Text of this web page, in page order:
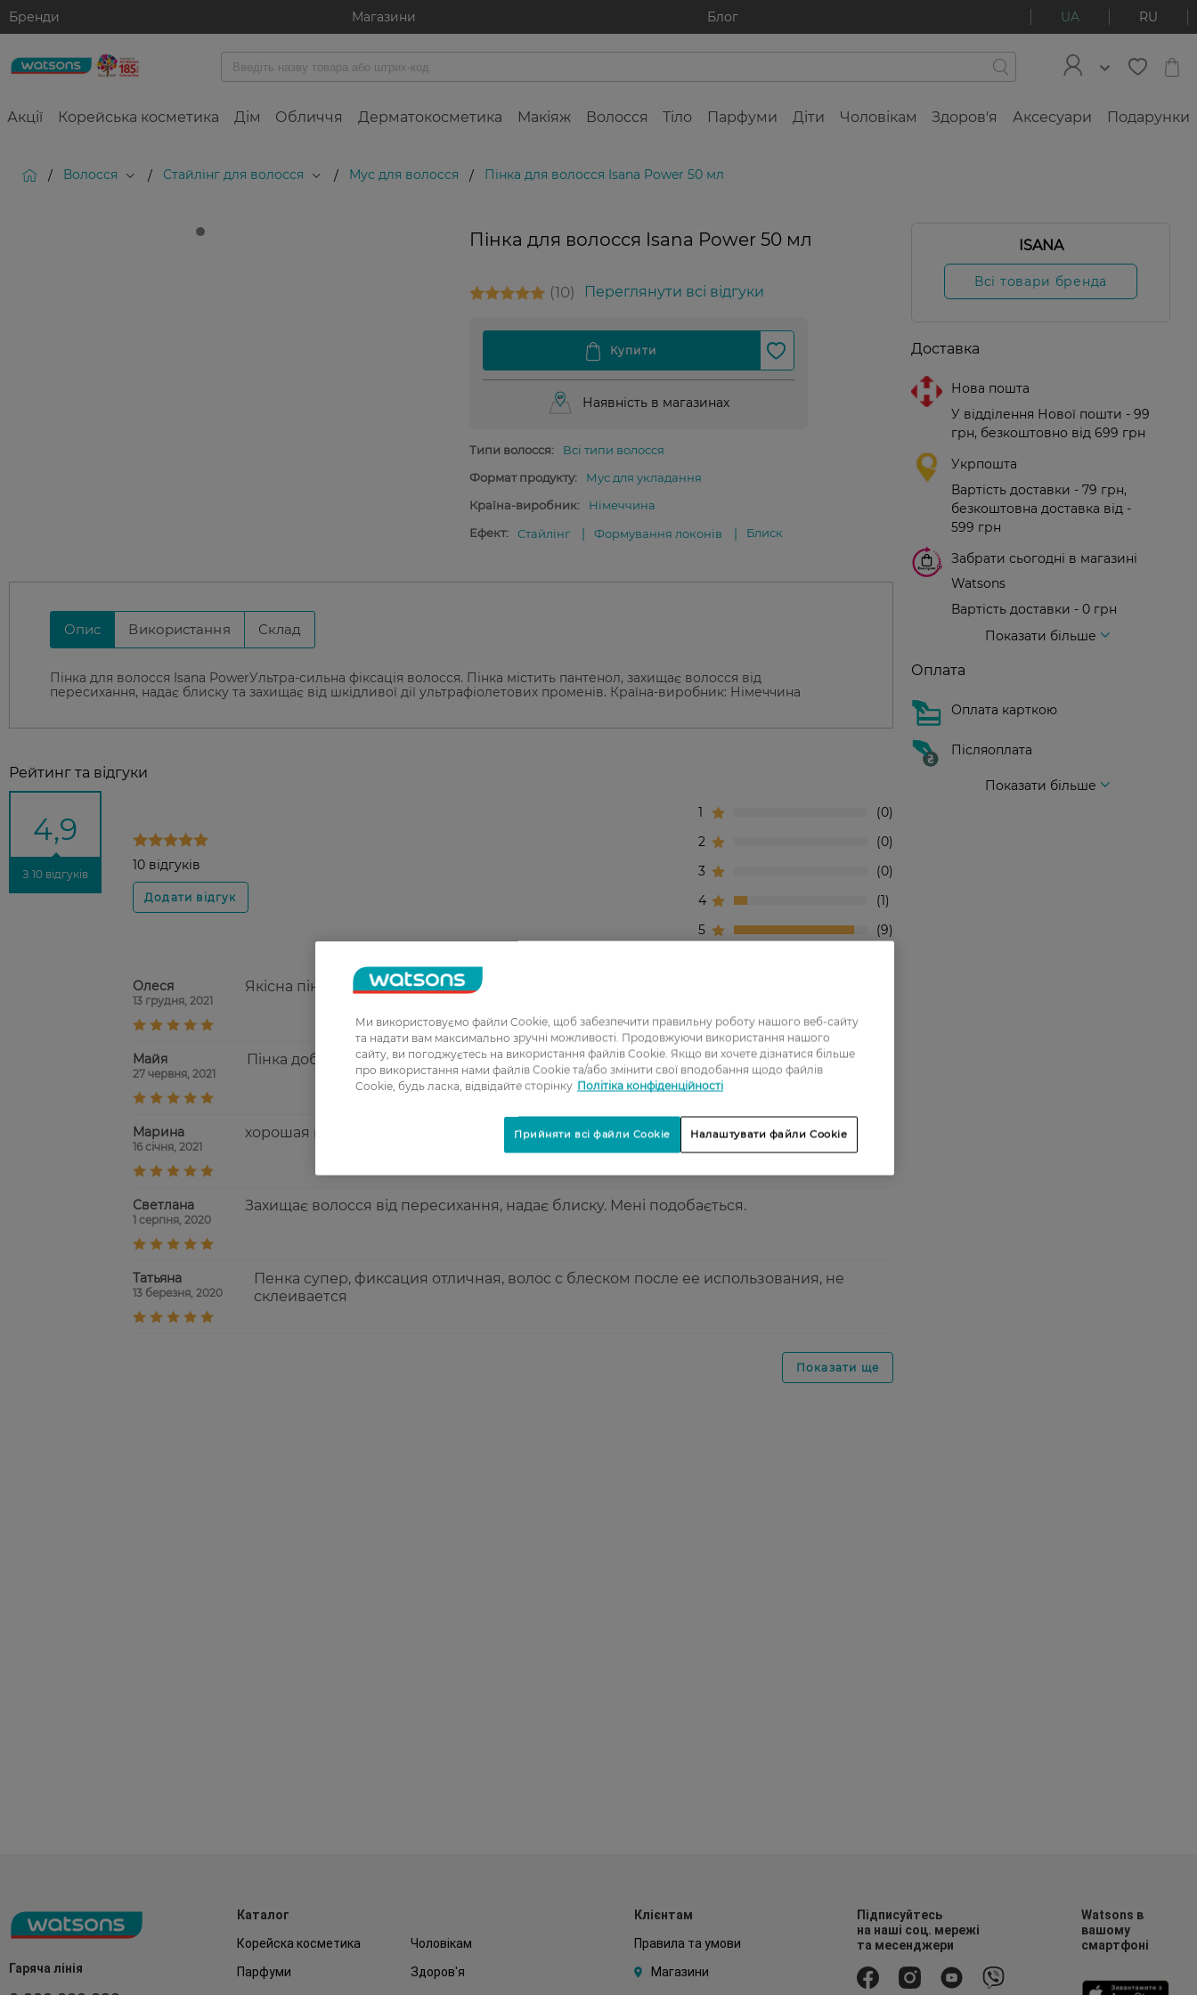
Бренди Магазини Блог UA RU
Акції Корейська косметика Дім Обличчя Дерматокосметика Макіяж Волосся Тіло Парфуми Діти Чоловікам Здоров'я Аксесуари Подарунки
/ Волосся / Стайлінг для волосся / Мус для волосся / Пінка для волосся Isana Power 50 мл
Пінка для волосся Isana Power 50 мл
10 Переглянути всі відгуки
Наявність в магазинах
Типи волосся:
Всі типи волосся
Формат продукту:
Мус для укладання
Країна-виробник:
Німеччина
Ефект:
Стайлінг Формування локонів Блиск
Опис Використання Склад
Пінка для волосся Isana PowerУльтра-сильна фіксація волосся. Пінка містить пантенол, захищає волосся від
пересихання, надає блиску та захищає від шкідливої дії ультрафіолетових променів. Країна-виробник: Німеччина
Рейтинг та відгуки
4,9
З 10 відгуків
10 відгуків
1
0
2
0
3
0
4
1
5
9
Олеся
13 грудня, 2021
Якісна пінка, укладене волосся довго зберігає форму. Запах приємний, не різкий.
Майя
27 червня, 2021
Пінка добре фіксує, зручно брати в поїздку.
Марина
16 січня, 2021
хорошая пенка, низкая цена
Светлана
1 серпня, 2020
Захищає волосся від пересихання, надає блиску. Мені подобається.
Татьяна
13 березня, 2020
Пенка супер, фиксация отличная, волос с блеском после ее использования, не
склеивается
Показати ще
ISANA
Всі товари бренда
Доставка
Нова пошта
У відділення Нової пошти - 99
грн, безкоштовно від 699 грн
Укрпошта
Вартість доставки - 79 грн,
безкоштовна доставка від -
599 грн
Забрати сьогодні в магазині
Watsons
Вартість доставки - 0 грн
Показати більше
Оплата
Оплата карткою
Післяоплата
Показати більше
Гаряча лінія
Каталог
Корейска косметика
Чоловікам
Парфуми
Здоров'я
Клієнтам
Правила та умови
Магазини
Підписуйтесь
на наші соц. мережі
та месенджери
Watsons в
вашому
смартфоні
Ми використовуємо файли Cookie, щоб забезпечити правильну роботу нашого веб-сайту
та надати вам максимально зручні можливості. Продовжуючи використання нашого
сайту, ви погоджуєтесь на використання файлів Cookie. Якщо ви хочете дізнатися більше
про використання нами файлів Cookie та/або змінити свої вподобання щодо файлів
Cookie, будь ласка, відвідайте сторінку Політіка конфіденційності
Налаштувати файли Cookie
Прийняти всі файли Cookie